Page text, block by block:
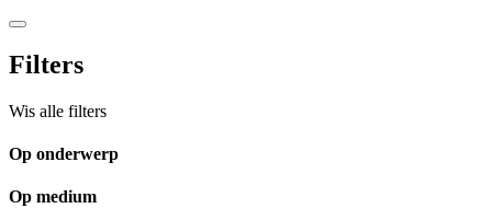
Filters
Wis alle filters
Op onderwerp
Op medium